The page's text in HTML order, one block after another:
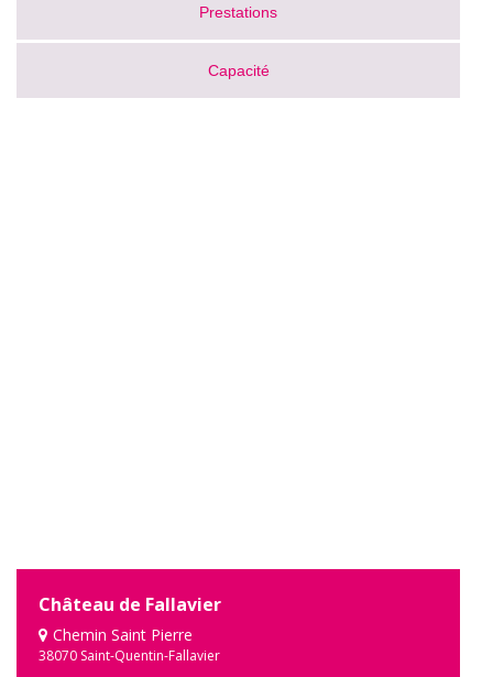
Prestations
Capacité
Château de Fallavier
Chemin Saint Pierre
38070 Saint-Quentin-Fallavier